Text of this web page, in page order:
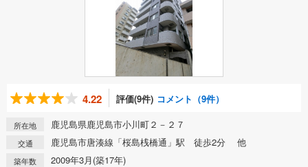
4.22 評価(9件) コメント（9件）
所在地 鹿児島県鹿児島市小川町２－２７
交通 鹿児島市唐湊線「桜島桟橋通」駅 徒歩2分 他
築年数 2009年3月(築17年)